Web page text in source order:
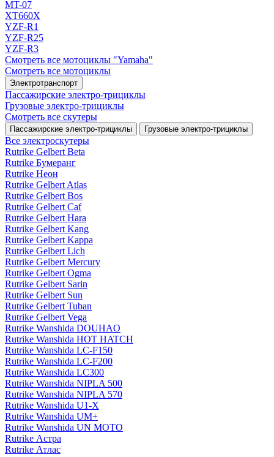
MT-07
XT660X
YZF-R1
YZF-R25
YZF-R3
Смотреть все мотоциклы "Yamaha"
Смотреть все мотоциклы
Электротранспорт
Пассажирские электро‑трициклы
Грузовые электро‑трициклы
Смотреть все скутеры
Пассажирские электро‑трициклы Грузовые электро‑трициклы
Все электро­скутеры
Rutrike Gelbert Beta
Rutrike Бумеранг
Rutrike Неон
Rutrike Gelbert Atlas
Rutrike Gelbert Bos
Rutrike Gelbert Caf
Rutrike Gelbert Hara
Rutrike Gelbert Kang
Rutrike Gelbert Kappa
Rutrike Gelbert Lich
Rutrike Gelbert Mercury
Rutrike Gelbert Ogma
Rutrike Gelbert Sarin
Rutrike Gelbert Sun
Rutrike Gelbert Tuban
Rutrike Gelbert Vega
Rutrike Wanshida DOUHAO
Rutrike Wanshida HOT HATCH
Rutrike Wanshida LC-F150
Rutrike Wanshida LC-F200
Rutrike Wanshida LC300
Rutrike Wanshida NIPLA 500
Rutrike Wanshida NIPLA 570
Rutrike Wanshida U1-X
Rutrike Wanshida UM+
Rutrike Wanshida UN MOTO
Rutrike Астра
Rutrike Атлас